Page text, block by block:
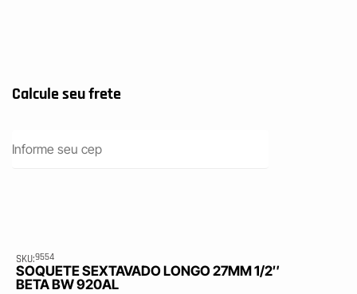
SKU:9554
SOQUETE SEXTAVADO LONGO 27MM 1/2″
BETA BW 920AL